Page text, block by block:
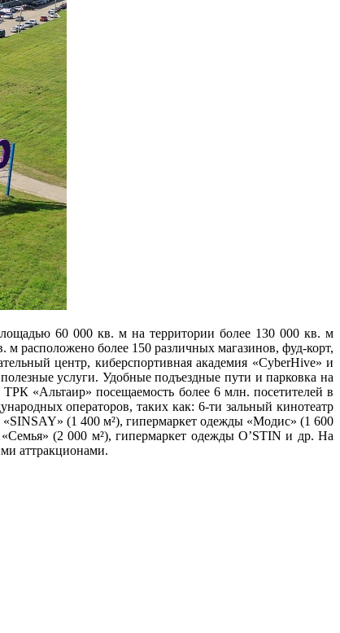
60 000 кв. м на территории более 130 000 кв. м
расположено более 150 различных магазинов, фуд-корт,
центр, киберспортивная академия «CyberHive» и
услуги. Удобные подъездные пути и парковка на
«Альтаир» посещаемость более 6 млн. посетителей в
операторов, таких как: 6-ти зальный кинотеатр
(1 400 м²), гипермаркет одежды «Модис» (1 600
(2 000 м²), гипермаркет одежды O’STIN и др. На
аттракционами.